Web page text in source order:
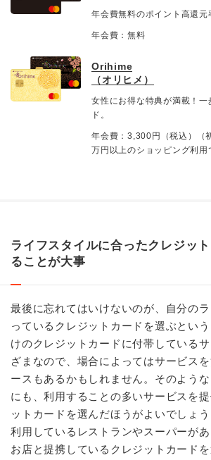
年会費無料のポイント高還元
年会費：無料
Orihime
（オリヒメ）
女性にお得な特典が満載！一
ド。
年会費：3,300円（税込）（
万円以上のショッピング利用
ライフスタイルに合ったクレジッ
ることが大事
最後に忘れてはいけないのが、自分の
っているクレジットカードを選ぶとい
けのクレジットカードに付帯している
ざまなので、場合によってはサービス
ースもあるかもしれません。そのよう
にも、利用することの多いサービスを
ットカードを選んだほうがよいでしょ
利用しているレストランやスーパーが
お店と提携しているクレジットカード